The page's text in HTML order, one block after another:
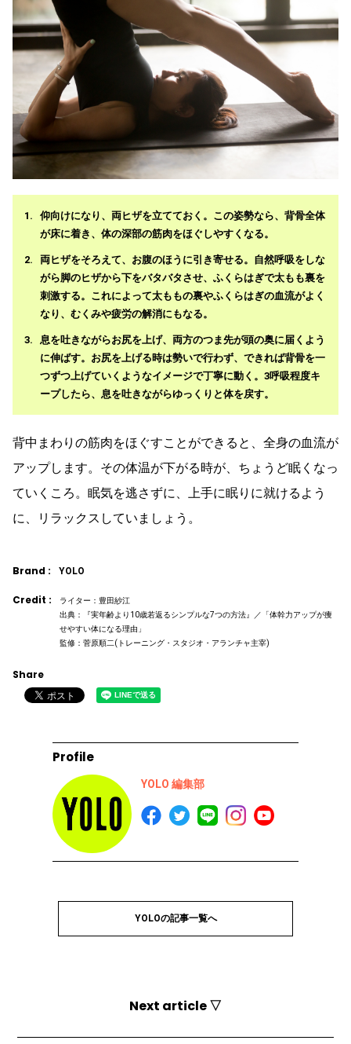
仰向けになり、両ヒザを立てておく。この姿勢なら、背骨全体
が床に着き、体の深部の筋肉をほぐしやすくなる。
両ヒザをそろえて、お腹のほうに引き寄せる。自然呼吸をしな
がら脚のヒザから下をバタバタさせ、ふくらはぎで太もも裏を
刺激する。これによって太ももの裏やふくらはぎの血流がよく
なり、むくみや疲労の解消にもなる。
息を吐きながらお尻を上げ、両方のつま先が頭の奥に届くよう
に伸ばす。お尻を上げる時は勢いで行わず、できれば背骨を一
つずつ上げていくようなイメージで丁寧に動く。3呼吸程度キ
ープしたら、息を吐きながらゆっくりと体を戻す。
背中まわりの筋肉をほぐすことができると、全身の血流が
アップします。その体温が下がる時が、ちょうど眠くなっ
ていくころ。眠気を逃さずに、上手に眠りに就けるよう
に、リラックスしていましょう。
Brand : YOLO
Credit :
ライター：豊田紗江
出典：『実年齢より10歳若返るシンプルな7つの方法』／「体幹力アップが痩
せやすい体になる理由」
監修：菅原順二(トレーニング・スタジオ・アランチャ主宰)
Share
Profile
YOLO 編集部
YOLOの記事一覧へ
Next article ▽